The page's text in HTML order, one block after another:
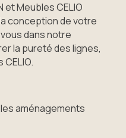
et Meubles CELIO
conception de votre
dans notre
la pureté des lignes,
aménagements